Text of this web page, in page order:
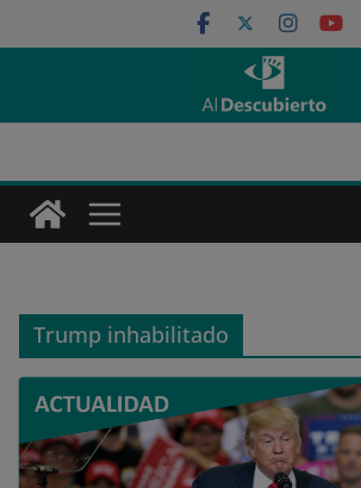
al
Trump inhabilitado